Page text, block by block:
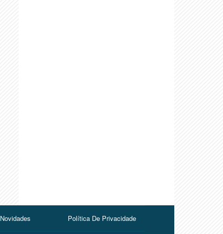
Novidades Política De Privacidade